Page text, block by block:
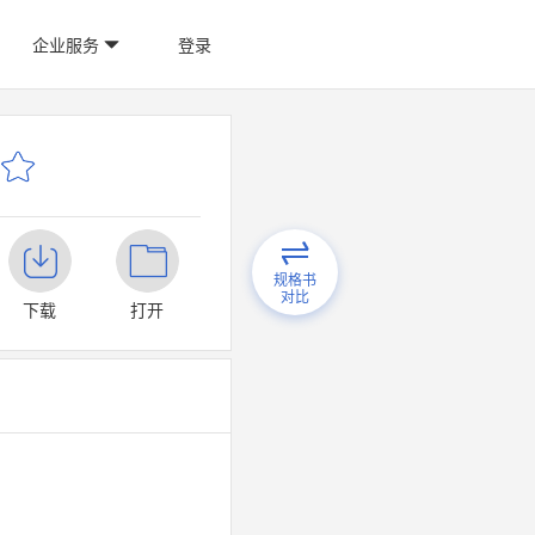
企业服务 登录
下载 打开
规格书
对比